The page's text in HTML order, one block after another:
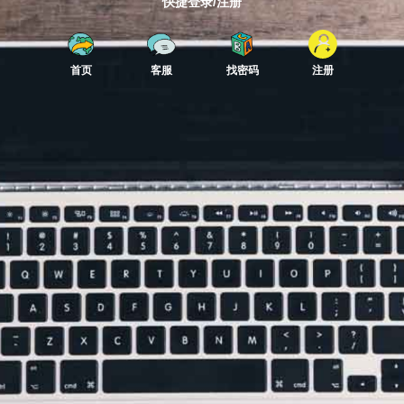
首页 客服 找密码 注册